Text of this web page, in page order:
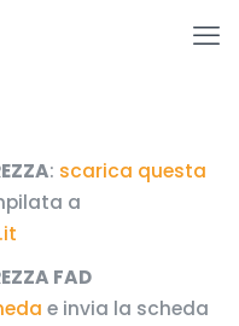
: scarica questa
a
FAD
e invia la scheda